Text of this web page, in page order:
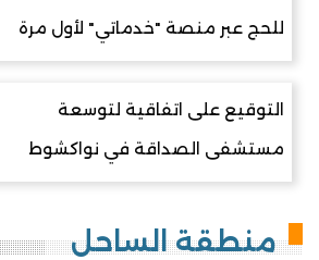
للحج عبر منصة "خدماتي" لأول مرة
التوقيع على اتفاقية لتوسعة
مستشفى الصداقة في نواكشوط
منطقة الساحل